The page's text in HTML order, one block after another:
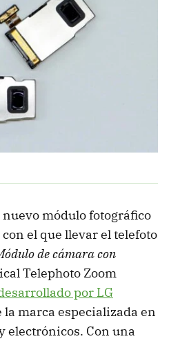
módulo fotográfico
el que llevar el telefoto
de cámara con
Telephoto Zoom
por LG
marca especializada en
electrónicos. Con una